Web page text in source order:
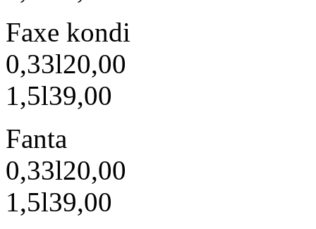
Faxe kondi
0,33l20,00
1,5l39,00
Fanta
0,33l20,00
1,5l39,00